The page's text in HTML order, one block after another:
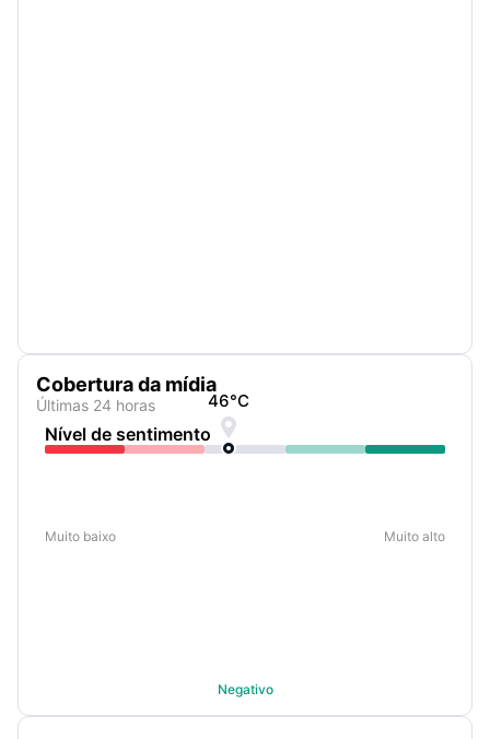
Cobertura da mídia
Últimas 24 horas
Nível de sentimento
46°C

Muito baixo Muito alto
Negativo